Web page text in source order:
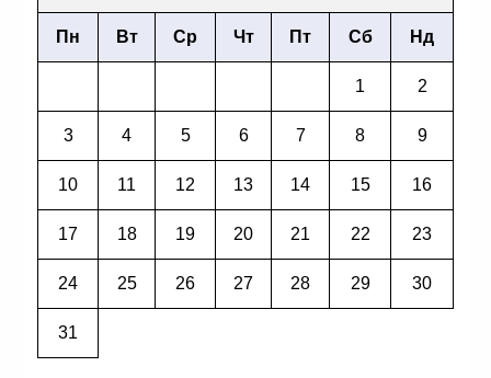
Пн Вт Ср Чт Пт Сб Нд
1 2
3 4 5 6 7 8 9
10 11 12 13 14 15 16
17 18 19 20 21 22 23
24 25 26 27 28 29 30
31